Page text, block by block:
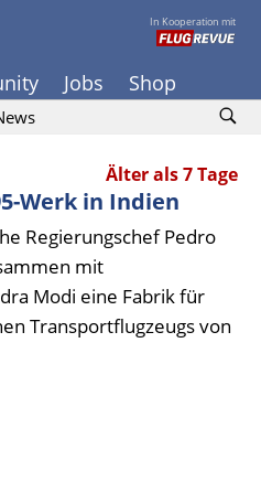
In Kooperation mit
Jobs Shop
Älter als 7 Tage
Werk in Indien
Regierungschef Pedro
mit
Modi eine Fabrik für
Transportflugzeugs von